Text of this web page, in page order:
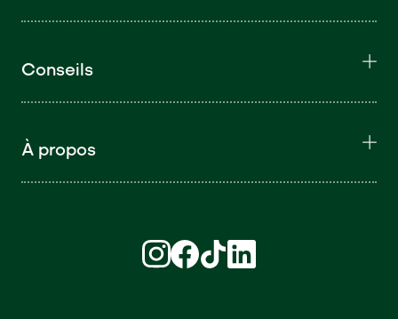
Conseils
À propos
Retrouvez nous sur Instagram (S'ouvre
Retrouvez nous sur Facebook
Retrouvez nous sur TikTok
Retrouvez nous sur